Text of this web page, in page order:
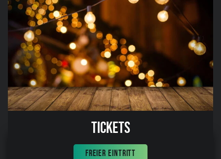
Tickets
FREIER EINTRITT